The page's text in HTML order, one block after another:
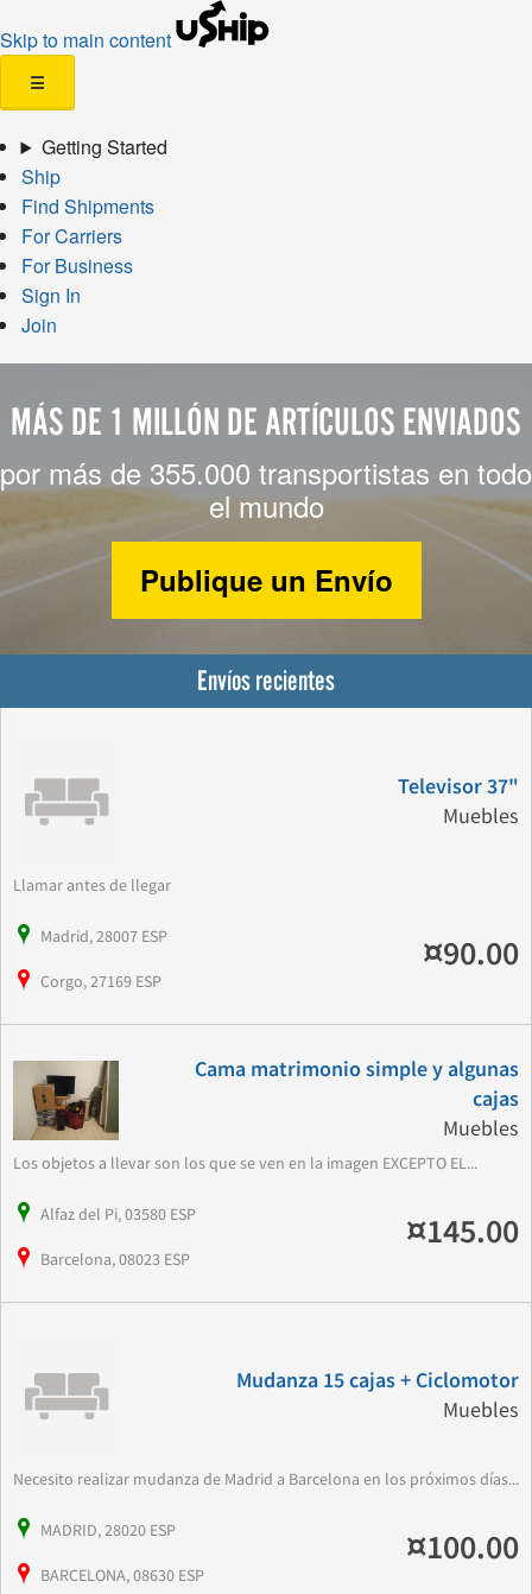
Skip to main content
☰
Getting Started
Ship
Find Shipments
For Carriers
For Business
Sign In
Join
MÁS DE 1 MILLÓN DE ARTÍCULOS ENVIADOS
por más de 355.000 transportistas en todo
el mundo
Publique un Envío
Envíos recientes
Televisor 37"
Muebles
Llamar antes de llegar
Madrid, 28007 ESP
Corgo, 27169 ESP
¤90.00
Cama matrimonio simple y algunas
cajas
Muebles
Los objetos a llevar son los que se ven en la imagen EXCEPTO EL...
Alfaz del Pi, 03580 ESP
Barcelona, 08023 ESP
¤145.00
Mudanza 15 cajas + Ciclomotor
Muebles
Necesito realizar mudanza de Madrid a Barcelona en los próximos días...
MADRID, 28020 ESP
BARCELONA, 08630 ESP
¤100.00